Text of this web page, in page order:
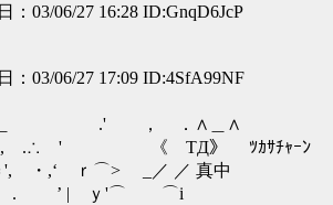
：03/06/27 16:28 ID:GnqD6JcP
：03/06/27 17:09 ID:4SfA99NF
∧＿∧
TД》 ﾂｶｻﾁｬｰﾝ
_／ ／ 真中
| ｙ'⌒ ⌒i